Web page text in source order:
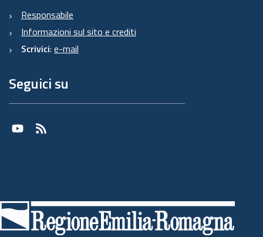
Responsabile
Informazioni sul sito e crediti
Scrivici: e-mail
Seguici su
Youtube
RSS